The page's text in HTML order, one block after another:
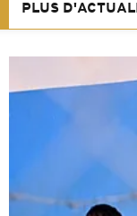
PLUS